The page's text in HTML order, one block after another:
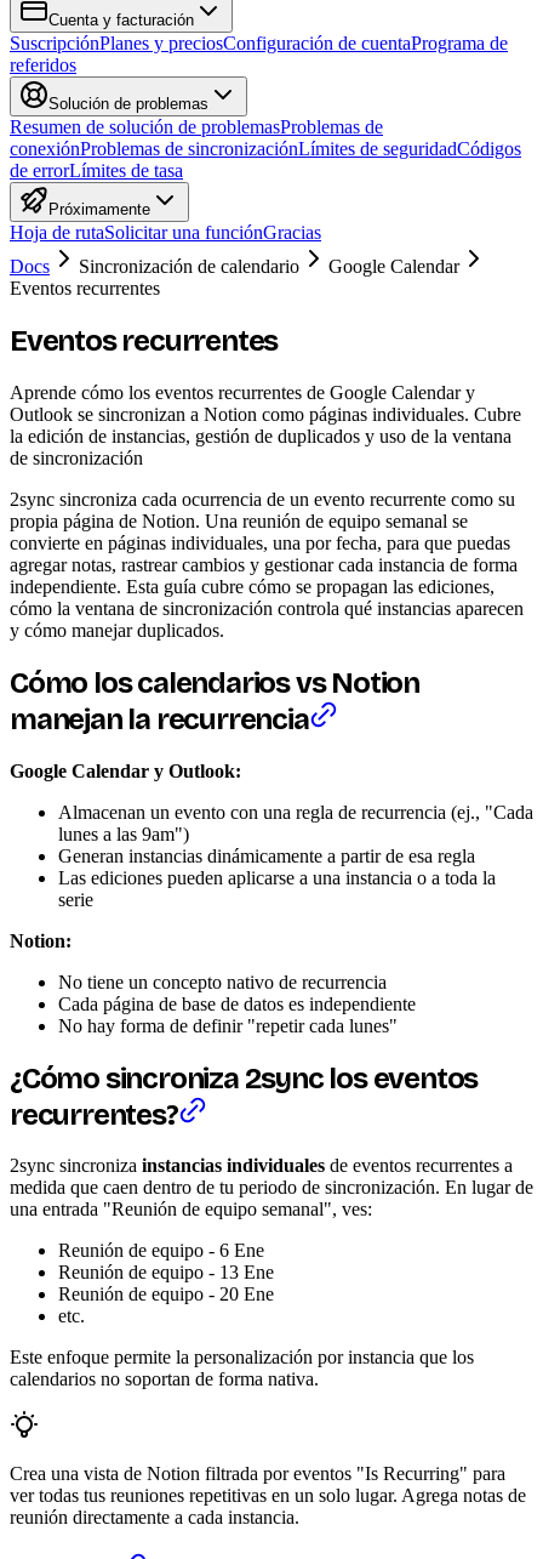
Cuenta y facturación
SuscripciónPlanes y preciosConfiguración de cuentaPrograma de
referidos
Solución de problemas
Resumen de solución de problemasProblemas de
conexiónProblemas de sincronizaciónLímites de seguridadCódigos
de errorLímites de tasa
Próximamente
Hoja de rutaSolicitar una funciónGracias
Docs
Sincronización de calendario
Google Calendar
Eventos recurrentes
Eventos recurrentes
Aprende cómo los eventos recurrentes de Google Calendar y
Outlook se sincronizan a Notion como páginas individuales. Cubre
la edición de instancias, gestión de duplicados y uso de la ventana
de sincronización
2sync sincroniza cada ocurrencia de un evento recurrente como su
propia página de Notion. Una reunión de equipo semanal se
convierte en páginas individuales, una por fecha, para que puedas
agregar notas, rastrear cambios y gestionar cada instancia de forma
independiente. Esta guía cubre cómo se propagan las ediciones,
cómo la ventana de sincronización controla qué instancias aparecen
y cómo manejar duplicados.
Cómo los calendarios vs Notion
manejan la recurrencia
Google Calendar y Outlook:
Almacenan un evento con una regla de recurrencia (ej., "Cada
lunes a las 9am")
Generan instancias dinámicamente a partir de esa regla
Las ediciones pueden aplicarse a una instancia o a toda la
serie
Notion:
No tiene un concepto nativo de recurrencia
Cada página de base de datos es independiente
No hay forma de definir "repetir cada lunes"
¿Cómo sincroniza 2sync los eventos
recurrentes?
2sync sincroniza instancias individuales de eventos recurrentes a
medida que caen dentro de tu periodo de sincronización. En lugar de
una entrada "Reunión de equipo semanal", ves:
Reunión de equipo - 6 Ene
Reunión de equipo - 13 Ene
Reunión de equipo - 20 Ene
etc.
Este enfoque permite la personalización por instancia que los
calendarios no soportan de forma nativa.
Crea una vista de Notion filtrada por eventos "Is Recurring" para
ver todas tus reuniones repetitivas en un solo lugar. Agrega notas de
reunión directamente a cada instancia.